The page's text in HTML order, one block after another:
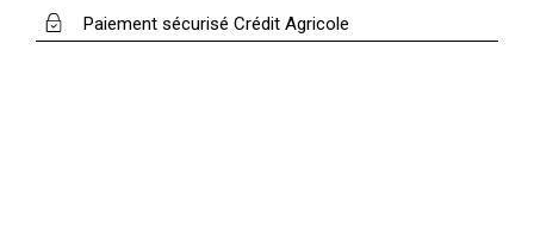
Paiement sécurisé Crédit Agricole